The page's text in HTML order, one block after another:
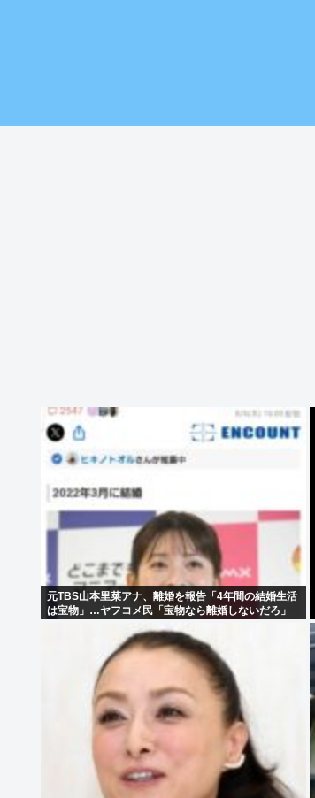
元TBS山本里菜アナ、離婚を報告「4年間の結婚生活
は宝物」…ヤフコメ民「宝物なら離婚しないだろ」